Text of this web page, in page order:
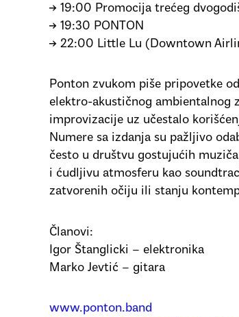
→ 19:00 Promocija trećeg
→ 19:30 PONTON
→ 22:00 Little Lu (Downtown
Ponton zvukom piše pripovetke
elektro-akustičnog ambientalnog
improvizacije uz učestalo
Numere sa izdanja su pažljivo
često u društvu gostujućih
i ćudljivu atmosferu kao
zatvorenih očiju ili stanju
Članovi:
Igor Štanglicki – elektronika
Marko Jevtić – gitara
www.ponton.band